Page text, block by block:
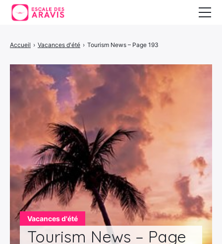
Vacances d'été
Tourism News – Page
Accueil › Vacances d'été › Tourism News – Page 193
Vacances en Espagne